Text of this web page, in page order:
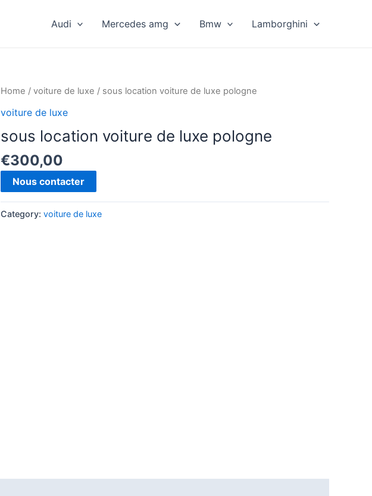
Audi Mercedes amg Bmw Lamborghini
Home / voiture de luxe / sous location voiture de luxe pologne
voiture de luxe
sous location voiture de luxe pologne
€300,00
Nous contacter
Category: voiture de luxe